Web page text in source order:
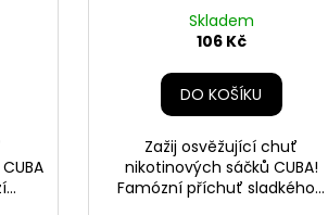
Skladem
106 Kč
DO KOŠÍKU
Zažij osvěžující chuť
nikotinových sáčků CUBA!
Famózní příchuť sladkého...